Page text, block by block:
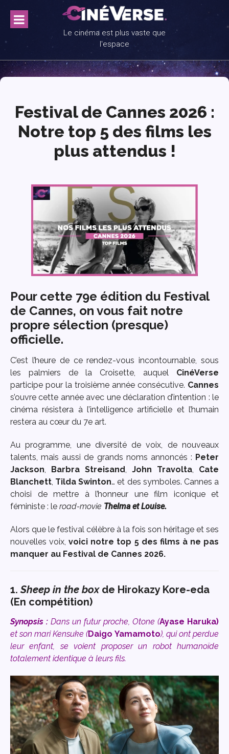
content
Le cinéma est plus vaste que
l'espace
Festival de Cannes 2026 :
Notre top 5 des films les
plus attendus !
Pour cette 79e édition du Festival
de Cannes, on vous fait notre
propre sélection (presque)
officielle.
C’est l’heure de ce rendez-vous incontournable, sous
les palmiers de la Croisette, auquel CinéVerse
participe pour la troisième année consécutive. Cannes
s’ouvre cette année avec une déclaration d’intention : le
cinéma résistera à l’intelligence artificielle et l’humain
restera au cœur du 7e art.
Au programme, une diversité de voix, de nouveaux
talents, mais aussi de grands noms annoncés : Peter
Jackson, Barbra Streisand, John Travolta, Cate
Blanchett, Tilda Swinton… et des symboles. Cannes a
choisi de mettre à l’honneur une film iconique et
féministe : le road-movie Thelma et Louise.
Alors que le festival célèbre à la fois son héritage et ses
nouvelles voix,voici notre top 5 des films à ne pas
manquer au Festival de Cannes 2026.
1.Sheep in the boxde Hirokazy Kore-eda
(En compétition)
Synopsis : Dans un futur proche, Otone (Ayase Haruka)
et son mari Kensuke (Daigo Yamamoto), qui ont perdue
leur enfant, se voient proposer un robot humanoïde
totalement identique à leurs fils.